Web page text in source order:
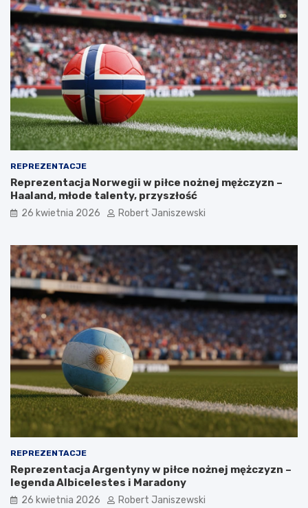
REPREZENTACJE
Reprezentacja Norwegii w piłce nożnej mężczyzn –
Haaland, młode talenty, przyszłość
26 kwietnia 2026 Robert Janiszewski
REPREZENTACJE
Reprezentacja Argentyny w piłce nożnej mężczyzn –
legenda Albicelestes i Maradony
26 kwietnia 2026 Robert Janiszewski